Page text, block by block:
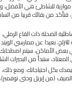
موازية للشاطئ هي
فتأكد من بقائك قريبا من
الضحلة ذات القاع
بعيدا عن ممارسي
الأماكن، سيتم اصطحابك
ستبدأ من البحيرات
بكل احتياجاتك. ومع
(من إبريل وحتى نوفمبر)،